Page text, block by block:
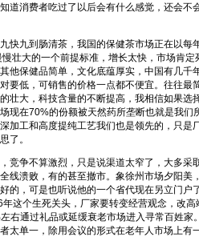
道消费者吃过了以后会有什么感觉，还会不
九到肠清茶，我国的保健茶市场正在以每
壮大的一个前提标准，增长太快，市场肯定
他保健品简单，文化底蕴厚实，中国有几千
要低，可销售的价格一点都不便宜。往往最
壮大，科技含量的不断提高，我相信如果选
现在70%的份额被天然药所垄断也就是我们
加工和高度提纯工艺我们也是领先的，只是
了。
争不算激烈，只是说渠道太窄了，大多采
线溃败，有的甚至撤市。象徐州市场夕阳美
的，可是也听说他的一个省代现在另立门户
这个生死关头，厂家要转变经营观念，改高
右通过礼品或延缓衰老市场进入寻常百姓家
太单一，除用会议的形式在老年人市场上有